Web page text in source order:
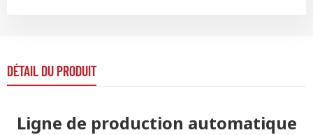
DÉTAIL DU PRODUIT
Ligne de production automatique